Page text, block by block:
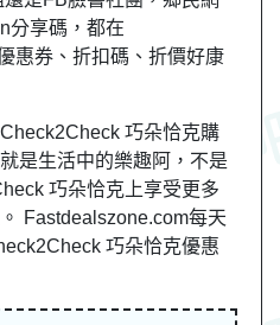
分享碼，都在
惠券、折扣碼、折價好康
巧朵恰克購
是生活中的樂趣阿，不是
巧朵恰克上享受更多
Fastdealszone.com每天
巧朵恰克優惠